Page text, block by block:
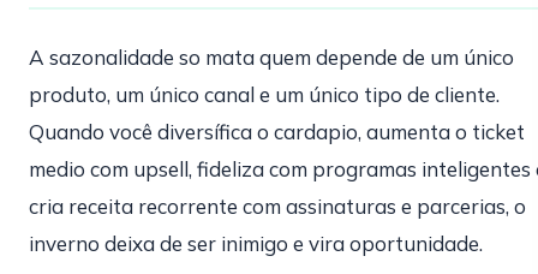
A sazonalidade so mata quem depende de um único
produto, um único canal e um único tipo de cliente.
Quando você diversífica o cardapio, aumenta o ticket
medio com upsell, fideliza com programas inteligentes
cria receita recorrente com assinaturas e parcerias, o
inverno deixa de ser inimigo e vira oportunidade.